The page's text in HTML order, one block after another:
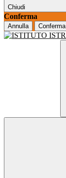
Chiudi
Conferma
Annulla Conferma